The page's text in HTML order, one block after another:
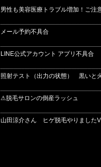
男性も美容医療トラブル増加！ご注
メール予約不具合
LINE公式アカウント アプリ不具合
照射テスト（出力の状態） 黒いと
⚠脱毛サロンの倒産ラッシュ
山田涼介さん ヒゲ脱毛やりました